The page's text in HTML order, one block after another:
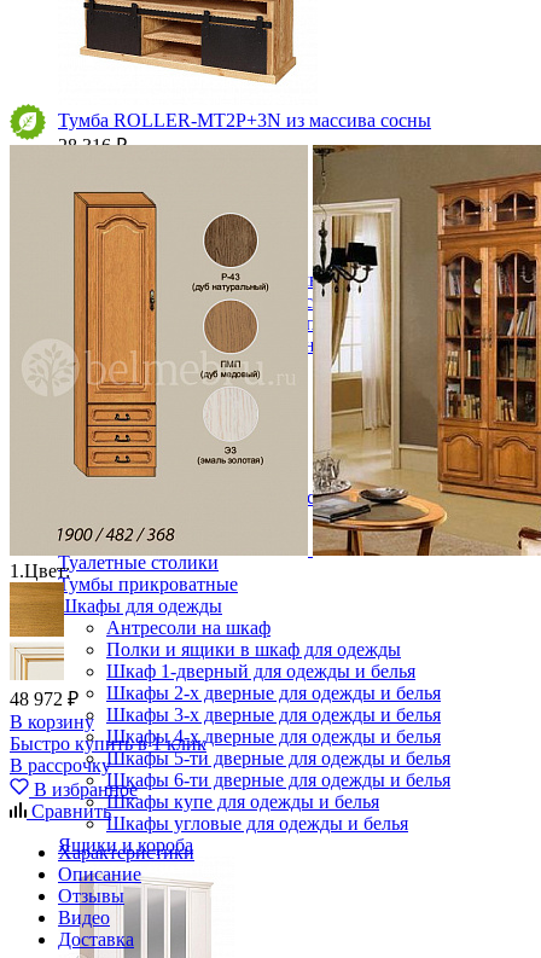
Тумба ROLLER-MT2P+3N из массива сосны
28 316 ₽
В корзину
-10%
Спальня
Деревянные кровати с подъемным механизмом
Кровати односпальные с подъемным механизмом
Кровати двуспальные с подъемным механизмом
Кровати полутороспальные с подъемным
Зеркала
Комоды
Кровати двуспальные
Кровати металлические
Кровати односпальные
Кровати полутороспальные
Решетки и настилы под матрас
Тахта
Туалетные столики
Тумбы прикроватные
Шкафы для одежды
Антресоли на шкаф
Полки и ящики в шкаф для одежды
Шкаф 1-дверный для одежды и белья
Шкафы 2-х дверные для одежды и белья
Шкафы 3-х дверные для одежды и белья
Шкафы 4-х дверные для одежды и белья
Шкафы 5-ти дверные для одежды и белья
Шкафы 6-ти дверные для одежды и белья
Шкафы купе для одежды и белья
Шкафы угловые для одежды и белья
Ящики и короба
1.Цвет:
48 972 ₽
В корзину
Быстро купить в 1 клик
В рассрочку
В избранное
Сравнить
Характеристики
Описание
Отзывы
Видео
Доставка